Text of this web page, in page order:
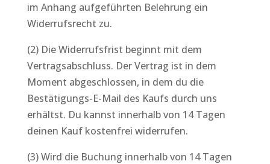
im Anhang aufgeführten Belehrung ein
Widerrufsrecht zu.
(2) Die Widerrufsfrist beginnt mit dem
Vertragsabschluss. Der Vertrag ist in dem
Moment abgeschlossen, in dem du die
Bestätigungs-E-Mail des Kaufs durch uns
erhältst. Du kannst innerhalb von 14 Tagen
deinen Kauf kostenfrei widerrufen.
(3) Wird die Buchung innerhalb von 14 Tagen